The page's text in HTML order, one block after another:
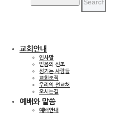
교회안내
인사말
믿음의 신조
섬기는 사람들
교회조직
우리의 선교처
오시는길
예배와 말씀
예배안내